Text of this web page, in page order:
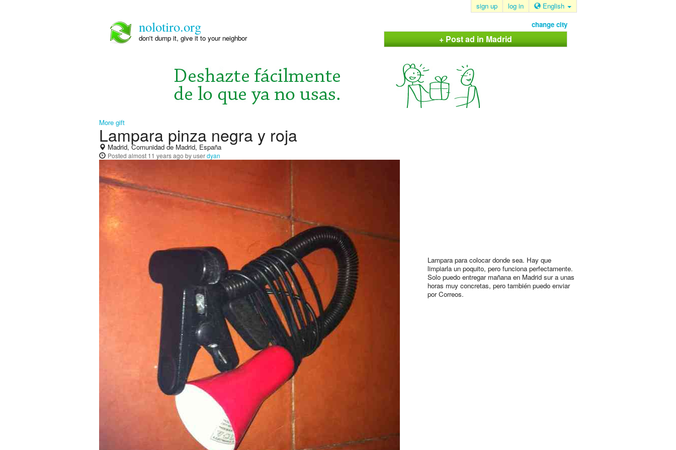
sign up log in English
nolotiro.org
don't dump it, give it to your neighbor
change city
+ Post ad in Madrid
More gift
Lampara pinza negra y roja
Madrid, Comunidad de Madrid, España
Posted almost 11 years ago by userdyan
Lampara para colocar donde sea. Hay que
limpiarla un poquito, pero funciona perfectamente.
Solo puedo entregar mañana en Madrid sur a unas
horas muy concretas, pero también puedo enviar
por Correos.